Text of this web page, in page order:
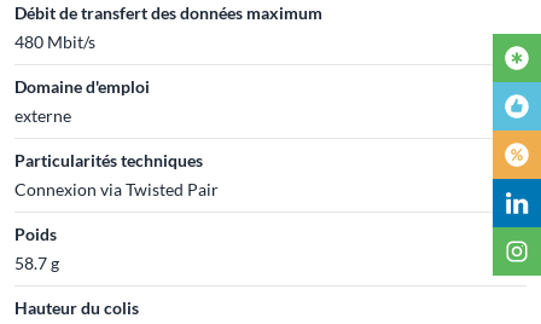
Débit de transfert des données maximum
480 Mbit/s
Domaine d'emploi
externe
Particularités techniques
Connexion via Twisted Pair
Poids
58.7 g
Hauteur du colis